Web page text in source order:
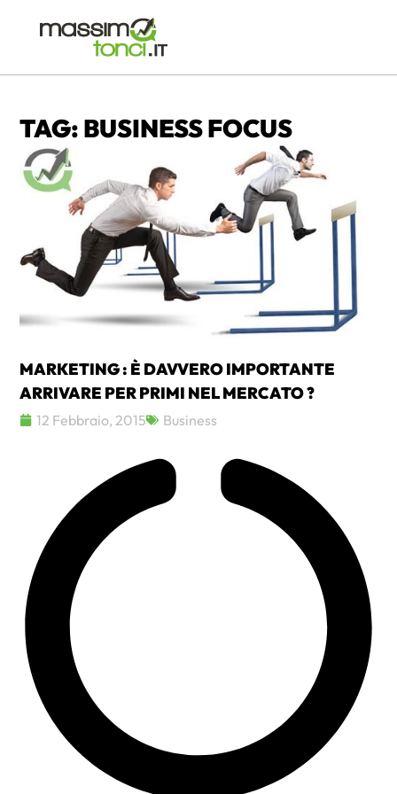
TAG: BUSINESS FOCUS
MARKETING : È DAVVERO IMPORTANTE
ARRIVARE PER PRIMI NEL MERCATO ?
12 Febbraio, 2015 Business